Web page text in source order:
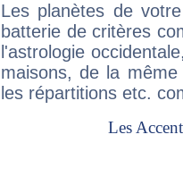
Les planètes de
batterie de critères
l'astrologie
maisons, de la
les répartitions etc.